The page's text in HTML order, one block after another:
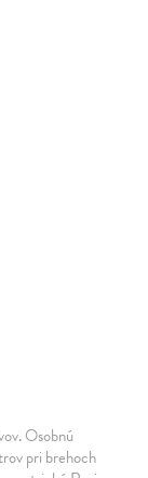
Osobnú
pri brehoch